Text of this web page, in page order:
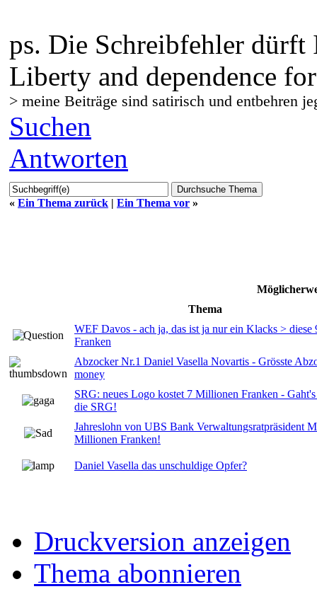
ps. Die Schreibfehler
Liberty and dependence
> meine Beiträge sind satirisch und entbehren
Suchen
Antworten
« Ein Thema zurück | Ein Thema vor »
Thema
WEF Davos - ach ja, das ist ja nur ein Klacks >
Franken
Abzocker Nr.1 Daniel Vasella Novartis - Grösste
money
SRG: neues Logo kostet 7 Millionen Franken -
die SRG!
Jahreslohn von UBS Bank Verwaltungsratpräsident
Millionen Franken!
Daniel Vasella das unschuldige Opfer?
Druckversion anzeigen
Thema abonnieren